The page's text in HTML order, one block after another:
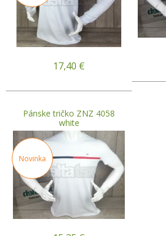
17,40 €
Pánske tričko ZNZ 4058
white
Novinka